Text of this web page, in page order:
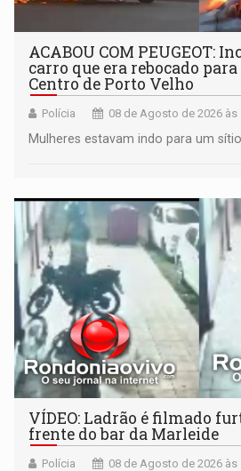
ACABOU COM PEUGEOT:
carro que era rebocado
Centro de Porto Velho
Polícia 08 de Agosto de 2026 às
Mulheres estavam indo para um sítio
VÍDEO: Ladrão é filmado
frente do bar da Marleide
Polícia 08 de Agosto de 2026 às